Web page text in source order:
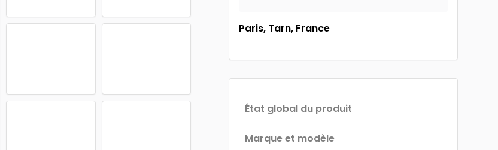
Paris, Tarn, France
État global du produit
Marque et modèle